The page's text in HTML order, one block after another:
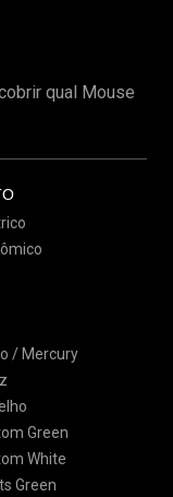
qual Mouse
/ Mercury
Green
White
Green